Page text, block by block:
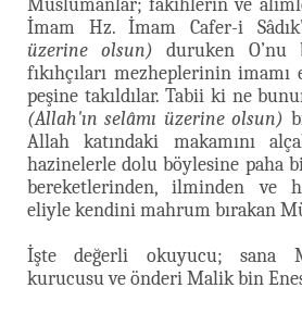
Müslümanlar; fakîhlerin ve
İmam Hz. İmam Cafer-i
üzerine olsun) duruken O’nu
fıkıhçıları mezheplerinin
peşine takıldılar. Tabii ki ne
(Allah'ın selâmı üzerine olsun)
Allah katındaki makamını
hazinelerle dolu böylesine paha
bereketlerinden, ilminden ve
eliyle kendini mahrum bırakan
İşte değerli okuyucu; sana
kurucusu ve önderi Malik bin